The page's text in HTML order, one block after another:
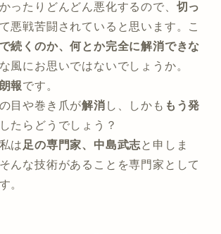
ったりどんどん悪化するので、 切っ
悪戦苦闘されていると思います。こ
続くのか、何とか完全に解消できな
な風にお思いではないでしょうか。
朗報です。
目や巻き爪が解消 し、しかも もう発
たらどうでしょう？
は 足の専門家、中島武志と申しま
んな技術があることを専門家として
。